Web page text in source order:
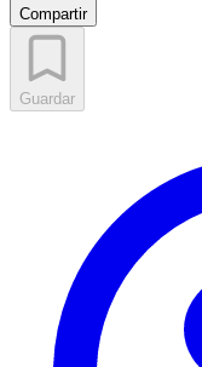
Compartir
Guardar